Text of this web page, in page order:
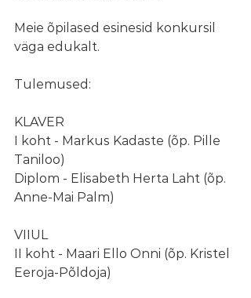
Meie õpilased esinesid konkursil
väga edukalt.
Tulemused:
KLAVER
I koht - Markus Kadaste (õp. Pille
Taniloo)
Diplom - Elisabeth Herta Laht (õp.
Anne-Mai Palm)
VIIUL
II koht - Maari Ello Onni (õp. Kristel
Eeroja-Põldoja)